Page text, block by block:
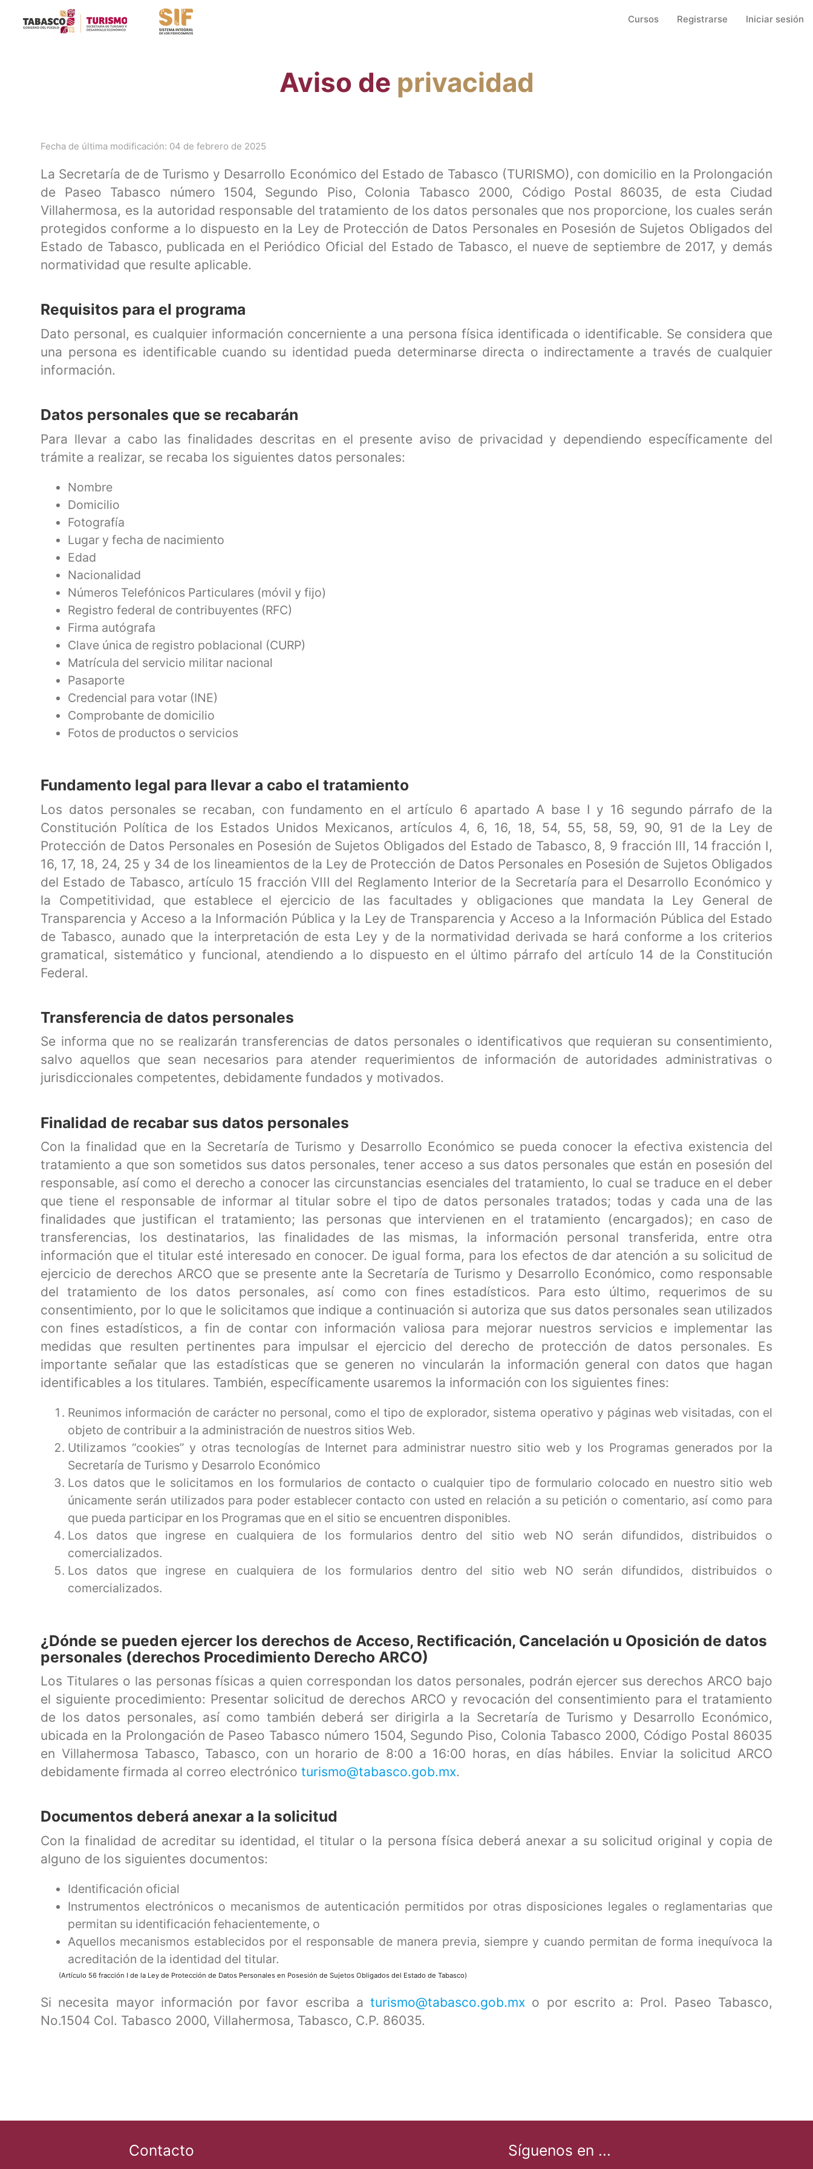
Cursos Registrarse Iniciar sesión
Aviso de privacidad
Fecha de última modificación: 04 de febrero de 2025
La Secretaría de de Turismo y Desarrollo Económico del Estado de Tabasco (TURISMO), con domicilio en la Prolongación
de Paseo Tabasco número 1504, Segundo Piso, Colonia Tabasco 2000, Código Postal 86035, de esta Ciudad
Villahermosa, es la autoridad responsable del tratamiento de los datos personales que nos proporcione, los cuales serán
protegidos conforme a lo dispuesto en la Ley de Protección de Datos Personales en Posesión de Sujetos Obligados del
Estado de Tabasco, publicada en el Periódico Oficial del Estado de Tabasco, el nueve de septiembre de 2017, y demás
normatividad que resulte aplicable.
Requisitos para el programa
Dato personal, es cualquier información concerniente a una persona física identificada o identificable. Se considera que
una persona es identificable cuando su identidad pueda determinarse directa o indirectamente a través de cualquier
información.
Datos personales que se recabarán
Para llevar a cabo las finalidades descritas en el presente aviso de privacidad y dependiendo específicamente del
trámite a realizar, se recaba los siguientes datos personales:
Nombre
Domicilio
Fotografía
Lugar y fecha de nacimiento
Edad
Nacionalidad
Números Telefónicos Particulares (móvil y fijo)
Registro federal de contribuyentes (RFC)
Firma autógrafa
Clave única de registro poblacional (CURP)
Matrícula del servicio militar nacional
Pasaporte
Credencial para votar (INE)
Comprobante de domicilio
Fotos de productos o servicios
Fundamento legal para llevar a cabo el tratamiento
Los datos personales se recaban, con fundamento en el artículo 6 apartado A base I y 16 segundo párrafo de la
Constitución Política de los Estados Unidos Mexicanos, artículos 4, 6, 16, 18, 54, 55, 58, 59, 90, 91 de la Ley de
Protección de Datos Personales en Posesión de Sujetos Obligados del Estado de Tabasco, 8, 9 fracción III, 14 fracción I,
16, 17, 18, 24, 25 y 34 de los lineamientos de la Ley de Protección de Datos Personales en Posesión de Sujetos Obligados
del Estado de Tabasco, artículo 15 fracción VIII del Reglamento Interior de la Secretaría para el Desarrollo Económico y
la Competitividad, que establece el ejercicio de las facultades y obligaciones que mandata la Ley General de
Transparencia y Acceso a la Información Pública y la Ley de Transparencia y Acceso a la Información Pública del Estado
de Tabasco, aunado que la interpretación de esta Ley y de la normatividad derivada se hará conforme a los criterios
gramatical, sistemático y funcional, atendiendo a lo dispuesto en el último párrafo del artículo 14 de la Constitución
Federal.
Transferencia de datos personales
Se informa que no se realizarán transferencias de datos personales o identificativos que requieran su consentimiento,
salvo aquellos que sean necesarios para atender requerimientos de información de autoridades administrativas o
jurisdiccionales competentes, debidamente fundados y motivados.
Finalidad de recabar sus datos personales
Con la finalidad que en la Secretaría de Turismo y Desarrollo Económico se pueda conocer la efectiva existencia del
tratamiento a que son sometidos sus datos personales, tener acceso a sus datos personales que están en posesión del
responsable, así como el derecho a conocer las circunstancias esenciales del tratamiento, lo cual se traduce en el deber
que tiene el responsable de informar al titular sobre el tipo de datos personales tratados; todas y cada una de las
finalidades que justifican el tratamiento; las personas que intervienen en el tratamiento (encargados); en caso de
transferencias, los destinatarios, las finalidades de las mismas, la información personal transferida, entre otra
información que el titular esté interesado en conocer. De igual forma, para los efectos de dar atención a su solicitud de
ejercicio de derechos ARCO que se presente ante la Secretaría de Turismo y Desarrollo Económico, como responsable
del tratamiento de los datos personales, así como con fines estadísticos. Para esto último, requerimos de su
consentimiento, por lo que le solicitamos que indique a continuación si autoriza que sus datos personales sean utilizados
con fines estadísticos, a fin de contar con información valiosa para mejorar nuestros servicios e implementar las
medidas que resulten pertinentes para impulsar el ejercicio del derecho de protección de datos personales. Es
importante señalar que las estadísticas que se generen no vincularán la información general con datos que hagan
identificables a los titulares. También, específicamente usaremos la información con los siguientes fines:
Reunimos información de carácter no personal, como el tipo de explorador, sistema operativo y páginas web visitadas, con el
objeto de contribuir a la administración de nuestros sitios Web.
Utilizamos “cookies” y otras tecnologías de Internet para administrar nuestro sitio web y los Programas generados por la
Secretaría de Turismo y Desarrolo Económico
Los datos que le solicitamos en los formularios de contacto o cualquier tipo de formulario colocado en nuestro sitio web
únicamente serán utilizados para poder establecer contacto con usted en relación a su petición o comentario, así como para
que pueda participar en los Programas que en el sitio se encuentren disponibles.
Los datos que ingrese en cualquiera de los formularios dentro del sitio web NO serán difundidos, distribuidos o
comercializados.
Los datos que ingrese en cualquiera de los formularios dentro del sitio web NO serán difundidos, distribuidos o
comercializados.
¿Dónde se pueden ejercer los derechos de Acceso, Rectificación, Cancelación u Oposición de datos
personales (derechos Procedimiento Derecho ARCO)
Los Titulares o las personas físicas a quien correspondan los datos personales, podrán ejercer sus derechos ARCO bajo
el siguiente procedimiento: Presentar solicitud de derechos ARCO y revocación del consentimiento para el tratamiento
de los datos personales, así como también deberá ser dirigirla a la Secretaría de Turismo y Desarrollo Económico,
ubicada en la Prolongación de Paseo Tabasco número 1504, Segundo Piso, Colonia Tabasco 2000, Código Postal 86035
en Villahermosa Tabasco, Tabasco, con un horario de 8:00 a 16:00 horas, en días hábiles. Enviar la solicitud ARCO
debidamente firmada al correo electrónicoturismo@tabasco.gob.mx.
Documentos deberá anexar a la solicitud
Con la finalidad de acreditar su identidad, el titular o la persona física deberá anexar a su solicitud original y copia de
alguno de los siguientes documentos:
Identificación oficial
Instrumentos electrónicos o mecanismos de autenticación permitidos por otras disposiciones legales o reglamentarias que
permitan su identificación fehacientemente, o
Aquellos mecanismos establecidos por el responsable de manera previa, siempre y cuando permitan de forma inequívoca la
acreditación de la identidad del titular.
(Artículo 56 fracción I de la Ley de Protección de Datos Personales en Posesión de Sujetos Obligados del Estado de Tabasco)
Si necesita mayor información por favor escriba aturismo@tabasco.gob.mx o por escrito a: Prol. Paseo Tabasco,
No.1504 Col. Tabasco 2000, Villahermosa, Tabasco, C.P. 86035.
Contacto Síguenos en ...